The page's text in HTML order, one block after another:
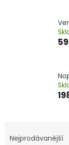
aNejprodávanější